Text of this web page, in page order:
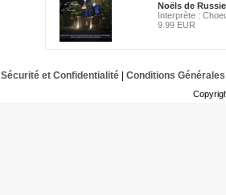
Noëls de
Interprète :
9.99 EUR
Sécurité et Confidentialité| Conditions Générales